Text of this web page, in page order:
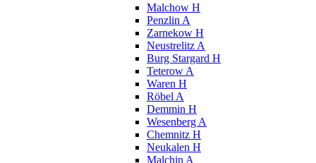
Malchow H
Penzlin A
Zarnekow H
Neustrelitz A
Burg Stargard H
Teterow A
Waren H
Röbel A
Demmin H
Wesenberg A
Chemnitz H
Neukalen H
Malchin A